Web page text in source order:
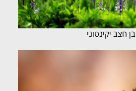
בן חצב יקינטוני